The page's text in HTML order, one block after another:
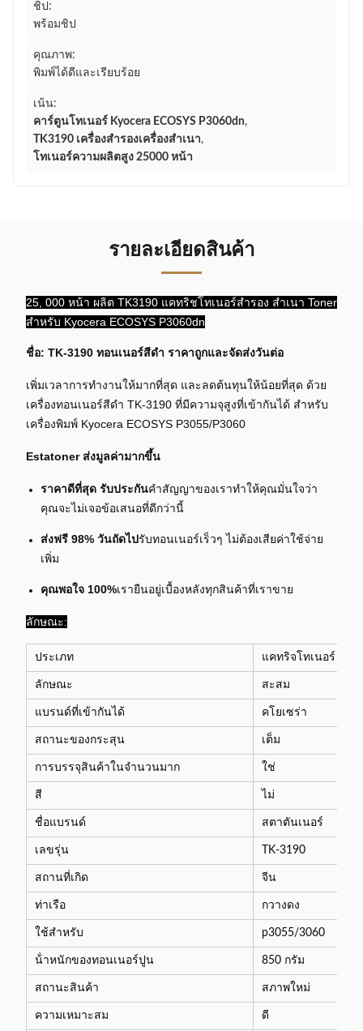
ชิป:
พร้อมชิป
คุณภาพ:
พิมพ์ได้ดีและเรียบร้อย
เน้น:
คาร์ตูนโทเนอร์ Kyocera ECOSYS P3060dn,
TK3190 เครื่องสํารองเครื่องสําเนา,
โทเนอร์ความผลิตสูง 25000 หน้า
รายละเอียดสินค้า
25, 000 หน้า ผลิต TK3190 แคทริชโทเนอร์สํารอง สําเนา Toner
สําหรับ Kyocera ECOSYS P3060dn
ชื่อ: TK-3190 ทอนเนอร์สีดํา ราคาถูกและจัดส่งวันต่อ
เพิ่มเวลาการทํางานให้มากที่สุด และลดต้นทุนให้น้อยที่สุด ด้วย
เครื่องทอนเนอร์สีดํา TK-3190 ที่มีความจุสูงที่เข้ากันได้ สําหรับ
เครื่องพิมพ์ Kyocera ECOSYS P3055/P3060
Estatoner ส่งมูลค่ามากขึ้น
ราคาดีที่สุด รับประกันคําสัญญาของเราทําให้คุณมั่นใจว่า
คุณจะไม่เจอข้อเสนอที่ดีกว่านี้
ส่งฟรี 98% วันถัดไปรับทอนเนอร์เร็วๆ ไม่ต้องเสียค่าใช้จ่าย
เพิ่ม
คุณพอใจ 100%เรายืนอยู่เบื้องหลังทุกสินค้าที่เราขาย
ลักษณะ:
ประเภท แคทริจโทเนอร์
ลักษณะ สะสม
แบรนด์ที่เข้ากันได้ คโยเซร่า
สถานะของกระสุน เต็ม
การบรรจุสินค้าในจํานวนมาก ใช่
สี ไม่
ชื่อแบรนด์ สตาตันเนอร์
เลขรุ่น TK-3190
สถานที่เกิด จีน
ท่าเรือ กวางดง
ใช้สําหรับ p3055/3060
น้ําหนักของทอนเนอร์ปูน 850 กรัม
สถานะสินค้า สภาพใหม่
ความเหมาะสม ดี